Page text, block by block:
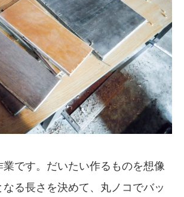
業です。だいたい作るものを想像
なる長さを決めて、丸ノコでバッ